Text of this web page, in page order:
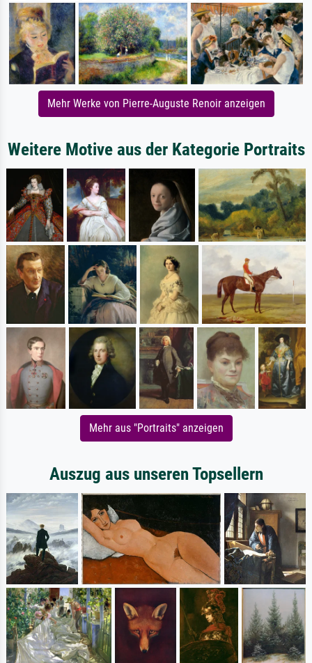
Mehr Werke von Pierre-Auguste Renoir anzeigen
Weitere Motive aus der Kategorie Portraits
Mehr aus "Portraits" anzeigen
Auszug aus unseren Topsellern